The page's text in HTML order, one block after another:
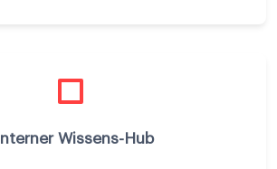
Interner Wissens-Hub